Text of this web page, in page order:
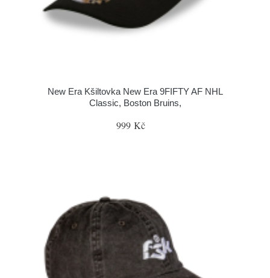
New Era Kšiltovka New Era 9FIFTY AF NHL
Classic, Boston Bruins,
999 Kč